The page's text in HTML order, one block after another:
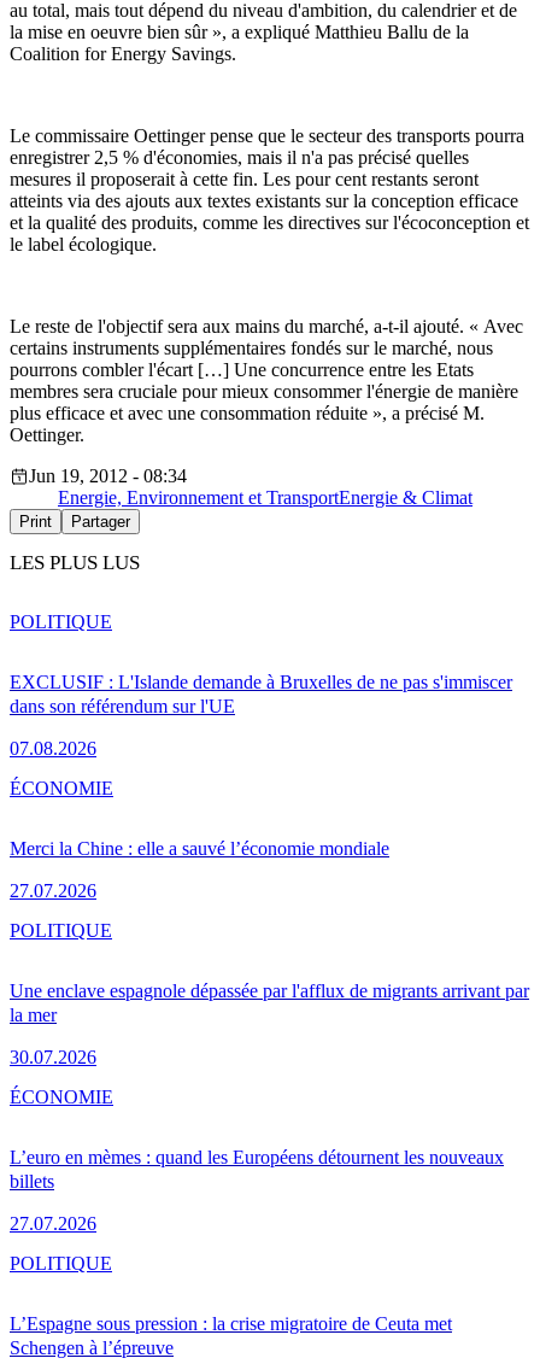
au total, mais tout dépend du niveau d'ambition, du calendrier et de
la mise en oeuvre bien sûr », a expliqué Matthieu Ballu de la
Coalition for Energy Savings.
Le commissaire Oettinger pense que le secteur des transports pourra
enregistrer 2,5 % d'économies, mais il n'a pas précisé quelles
mesures il proposerait à cette fin. Les pour cent restants seront
atteints via des ajouts aux textes existants sur la conception efficace
et la qualité des produits, comme les directives sur l'écoconception et
le label écologique.
Le reste de l'objectif sera aux mains du marché, a-t-il ajouté. « Avec
certains instruments supplémentaires fondés sur le marché, nous
pourrons combler l'écart […] Une concurrence entre les Etats
membres sera cruciale pour mieux consommer l'énergie de manière
plus efficace et avec une consommation réduite », a précisé M.
Oettinger.
Jun 19, 2012 - 08:34
Energie, Environnement et TransportEnergie & Climat
Print Partager
LES PLUS LUS
EXCLUSIF : L'Islande demande à Bruxelles de ne pas s'immiscer
dans son référendum sur l'UE
07.08.2026
POLITIQUE
Merci la Chine : elle a sauvé l’économie mondiale
27.07.2026
ÉCONOMIE
Une enclave espagnole dépassée par l'afflux de migrants arrivant par
la mer
30.07.2026
POLITIQUE
L’euro en mèmes : quand les Européens détournent les nouveaux
billets
27.07.2026
ÉCONOMIE
L’Espagne sous pression : la crise migratoire de Ceuta met
Schengen à l’épreuve
POLITIQUE